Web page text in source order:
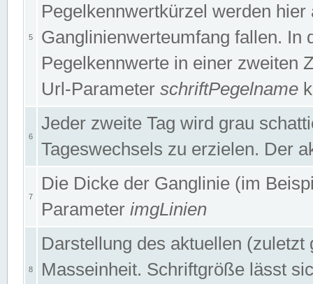
5
Pegelkennwertkürzel werden
Ganglinienwerteumfang fallen. In
Pegelkennwerte in einer zweiten
Url-Parameter schriftPegelname
6
Jeder zweite Tag wird grau
Tageswechsels zu erzielen. Der
7
Die Dicke der Ganglinie (im
Parameter imgLinien
8
Darstellung des aktuellen
Masseinheit. Schriftgröße lässt